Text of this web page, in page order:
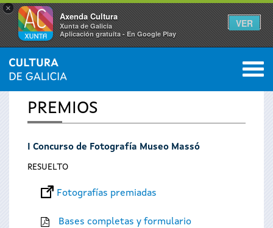
×
Axenda Cultura
Xunta de Galicia
Aplicación gratuíta - En Google Play
VER
Se
encuentra
usted
INICIO 0
PREMIOS
I Concurso de Fotografía Museo Massó
RESUELTO
Fotografías premiadas
Bases completas y formulario